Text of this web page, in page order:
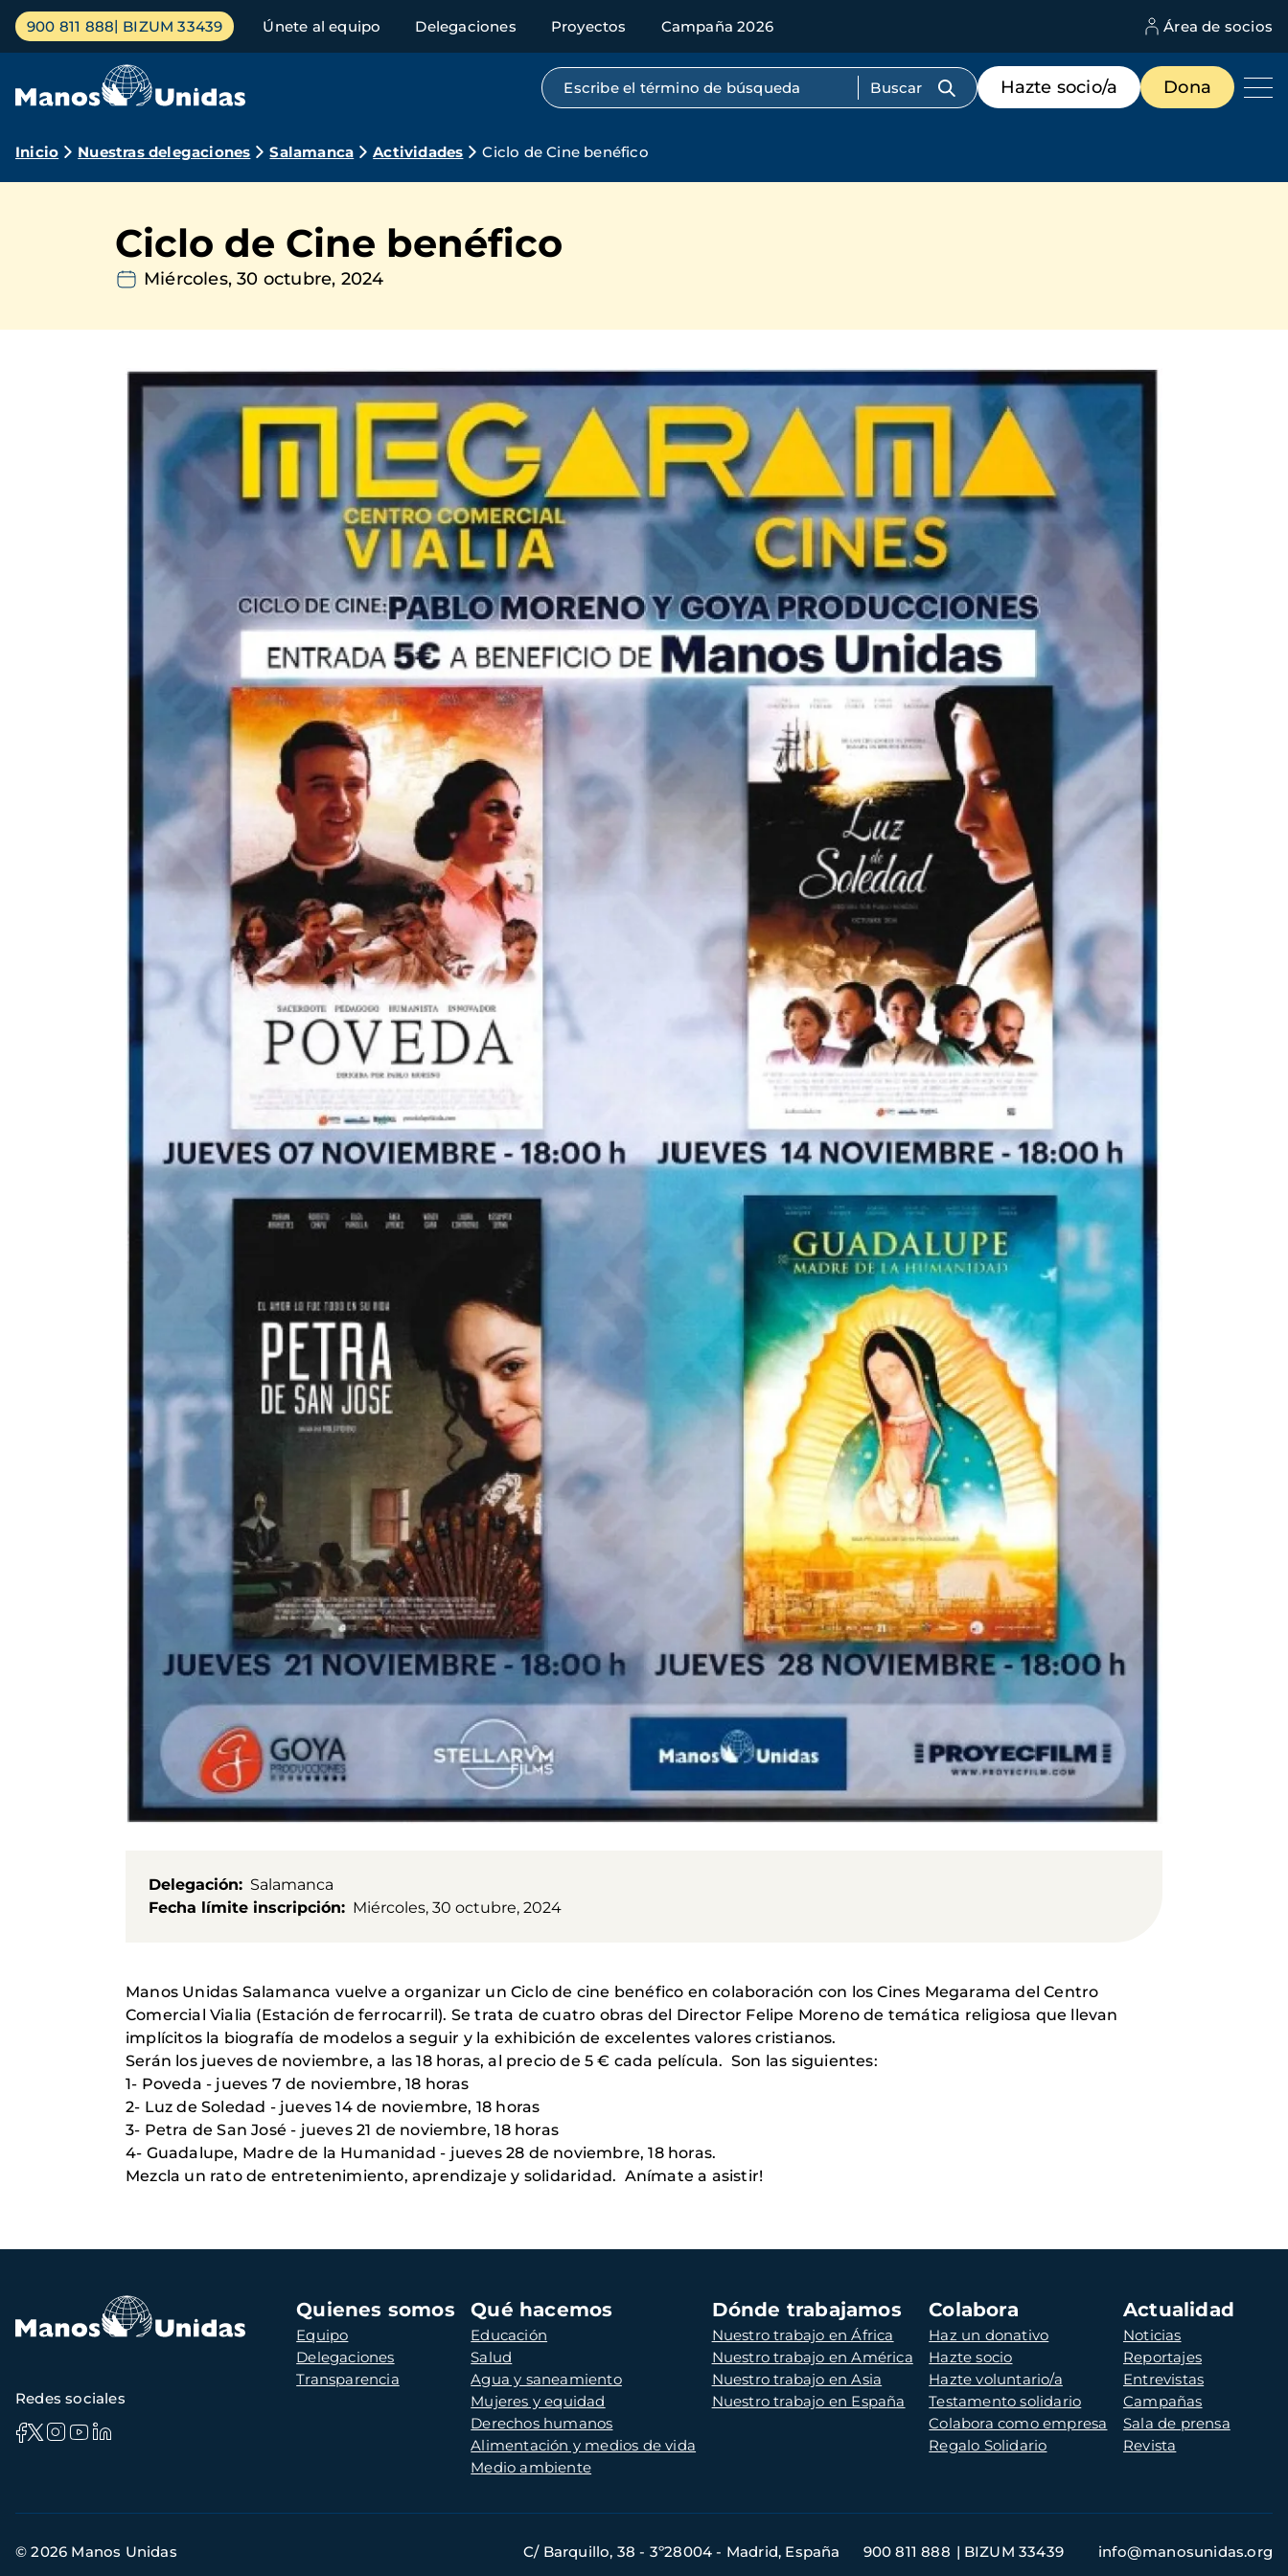
Pasar
contenido
Menú
principal
900 811 888 BIZUM 33439 Únete al equipo Delegaciones Proyectos Campaña 2026 Área de socios
Búsqueda por texto completo
Menú
de
destacados
Hazte socio/a Dona
Ruta
navegación
Inicio Nuestras delegaciones Salamanca Actividades Ciclo de Cine benéfico
Ciclo de Cine benéfico
Miércoles, 30 octubre, 2024
Delegación
Salamanca
Fecha límite inscripción
Miércoles, 30 octubre, 2024
Manos Unidas Salamanca vuelve a organizar un Ciclo de cine benéfico en colaboración con los Cines Megarama del Centro
Comercial Vialia (Estación de ferrocarril). Se trata de cuatro obras del Director Felipe Moreno de temática religiosa que llevan
implícitos la biografía de modelos a seguir y la exhibición de excelentes valores cristianos.
Serán los jueves de noviembre, a las 18 horas, al precio de 5 € cada película. Son las siguientes:
1- Poveda - jueves 7 de noviembre, 18 horas
2- Luz de Soledad - jueves 14 de noviembre, 18 horas
3- Petra de San José - jueves 21 de noviembre, 18 horas
4- Guadalupe, Madre de la Humanidad - jueves 28 de noviembre, 18 horas.
Mezcla un rato de entretenimiento, aprendizaje y solidaridad. Anímate a asistir!
Navegación
principal
Quienes somos
Equipo
Delegaciones
Transparencia
Qué hacemos
Educación
Salud
Agua y saneamiento
Mujeres y equidad
Derechos humanos
Alimentación y medios de vida
Medio ambiente
Dónde trabajamos
Nuestro trabajo en África
Nuestro trabajo en América
Nuestro trabajo en Asia
Nuestro trabajo en España
Colabora
Haz un donativo
Hazte socio
Hazte voluntario/a
Testamento solidario
Colabora como empresa
Regalo Solidario
Actualidad
Noticias
Reportajes
Entrevistas
Campañas
Sala de prensa
Revista
Redes sociales
de
© 2026 Manos Unidas C/ Barquillo, 38 - 3º28004 - Madrid, España 900 811 888 BIZUM 33439 info@manosunidas.org